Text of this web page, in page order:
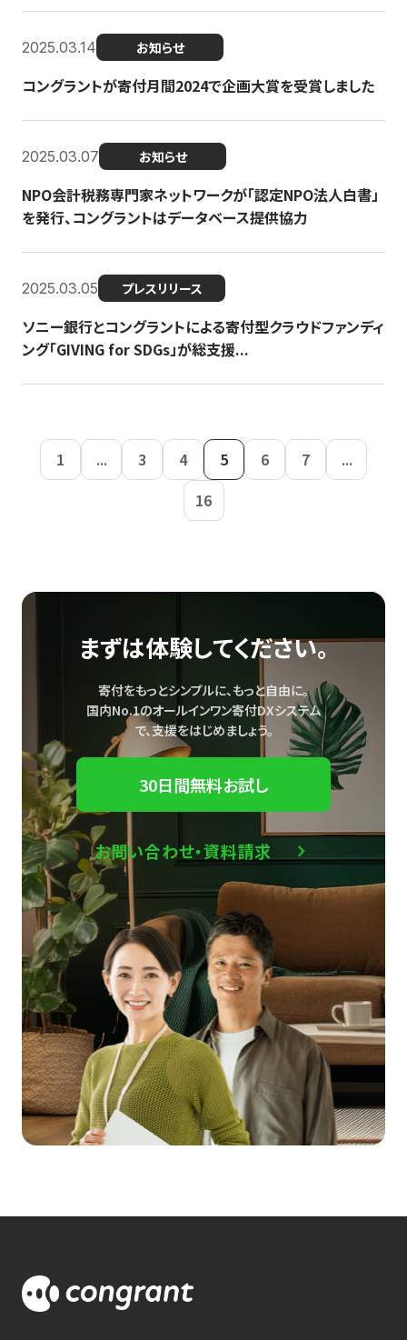
2025.03.14 お知らせ
コングラントが寄付月間2024で企画大賞を受賞しました
2025.03.07 お知らせ
NPO会計税務専門家ネットワークが「認定NPO法人白書」
を発行、コングラントはデータベース提供協力
2025.03.05 プレスリリース
ソニー銀行とコングラントによる寄付型クラウドファンディ
ング「GIVING for SDGs」が総支援...
1 ... 3 4 5 6 7
...
16
まずは体験してください。
寄付をもっとシンプルに、もっと自由に。
国内No.1のオールインワン寄付DXシステム
で、支援をはじめましょう。
30日間無料お試し
お問い合わせ・資料請求